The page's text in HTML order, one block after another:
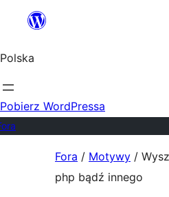
Przejdź
treści
Polska
Pobierz WordPressa
Fora / Motywy /
php bądź innego